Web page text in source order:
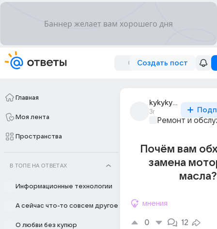
Создать пост
Главная
Моя лента
Пространства
В ТОПЕ НА ОТВЕТАХ
Информационные технологии
А сейчас что-то совсем другое
О любви без купюр
kykykykyky
3г
Ремонт и
Почём вам
замена
масла?
мнения
0 12